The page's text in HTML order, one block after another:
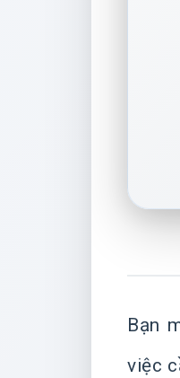
Bạn
việc